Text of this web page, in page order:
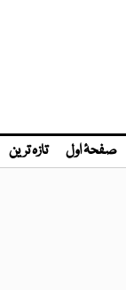
صفحۂ اول تازہ ترین